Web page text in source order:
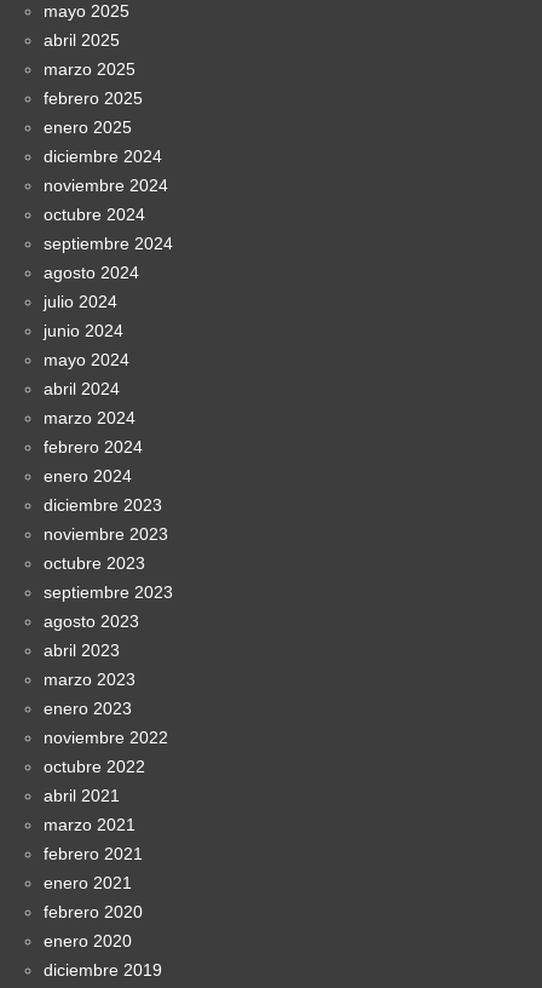
mayo 2025
abril 2025
marzo 2025
febrero 2025
enero 2025
diciembre 2024
noviembre 2024
octubre 2024
septiembre 2024
agosto 2024
julio 2024
junio 2024
mayo 2024
abril 2024
marzo 2024
febrero 2024
enero 2024
diciembre 2023
noviembre 2023
octubre 2023
septiembre 2023
agosto 2023
abril 2023
marzo 2023
enero 2023
noviembre 2022
octubre 2022
abril 2021
marzo 2021
febrero 2021
enero 2021
febrero 2020
enero 2020
diciembre 2019